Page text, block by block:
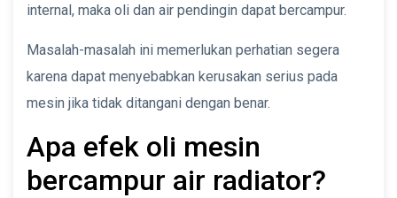
internal, maka oli dan air pendingin dapat bercampur.
Masalah-masalah ini memerlukan perhatian segera
karena dapat menyebabkan kerusakan serius pada
mesin jika tidak ditangani dengan benar.
Apa efek oli mesin
bercampur air radiator?